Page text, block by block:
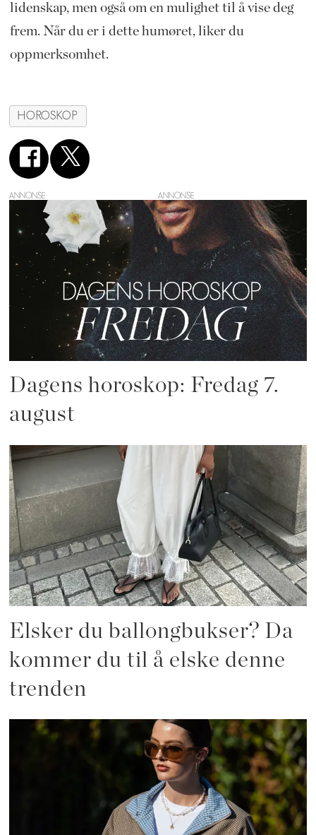
lidenskap, men også om en mulighet til å vise deg
frem. Når du er i dette humøret, liker du
oppmerksomhet.
HOROSKOP
ANNONSE
Dagens horoskop: Fredag 7.
august
Elsker du ballongbukser? Da
kommer du til å elske denne
trenden